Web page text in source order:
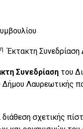
η Έκτακτη Συνεδρίαση
Συνεδρίαση του
Δήμου Λαυρεωτικής
διάθεση σχετικής